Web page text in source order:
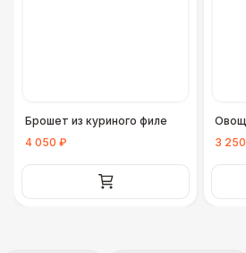
Брошет из куриного филе
4 050 ₽
3